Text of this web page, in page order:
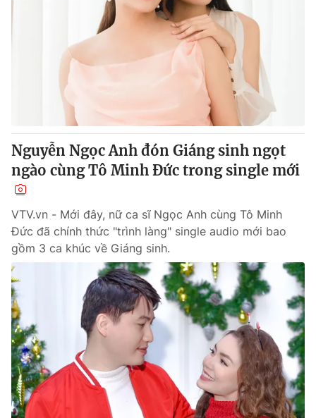
® Cấm sao chép dưới mọi hình thức nếu không có sự chấp
thuận bằng văn bản. Ghi rõ nguồn VTV.vn khi phát hành lại
thông tin từ website này.
Nguyễn Ngọc Anh đón Giáng sinh ngọt
ngào cùng Tô Minh Đức trong single mới
VTV.vn - Mới đây, nữ ca sĩ Ngọc Anh cùng Tô Minh
Đức đã chính thức "trình làng" single audio mới bao
gồm 3 ca khúc về Giáng sinh.